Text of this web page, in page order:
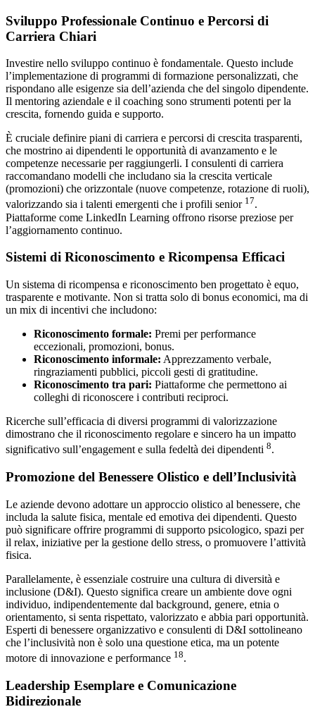
Sviluppo Professionale Continuo e Percorsi di
Carriera Chiari
Investire nello sviluppo continuo è fondamentale. Questo include
l’implementazione di programmi di formazione personalizzati, che
rispondano alle esigenze sia dell’azienda che del singolo dipendente.
Il mentoring aziendale e il coaching sono strumenti potenti per la
crescita, fornendo guida e supporto.
È cruciale definire piani di carriera e percorsi di crescita trasparenti,
che mostrino ai dipendenti le opportunità di avanzamento e le
competenze necessarie per raggiungerli. I consulenti di carriera
raccomandano modelli che includano sia la crescita verticale
(promozioni) che orizzontale (nuove competenze, rotazione di ruoli),
valorizzando sia i talenti emergenti che i profili senior 17.
Piattaforme come LinkedIn Learning offrono risorse preziose per
l’aggiornamento continuo.
Sistemi di Riconoscimento e Ricompensa Efficaci
Un sistema di ricompensa e riconoscimento ben progettato è equo,
trasparente e motivante. Non si tratta solo di bonus economici, ma di
un mix di incentivi che includono:
Riconoscimento formale: Premi per performance
eccezionali, promozioni, bonus.
Riconoscimento informale: Apprezzamento verbale,
ringraziamenti pubblici, piccoli gesti di gratitudine.
Riconoscimento tra pari: Piattaforme che permettono ai
colleghi di riconoscere i contributi reciproci.
Ricerche sull’efficacia di diversi programmi di valorizzazione
dimostrano che il riconoscimento regolare e sincero ha un impatto
significativo sull’engagement e sulla fedeltà dei dipendenti 8.
Promozione del Benessere Olistico e dell’Inclusività
Le aziende devono adottare un approccio olistico al benessere, che
includa la salute fisica, mentale ed emotiva dei dipendenti. Questo
può significare offrire programmi di supporto psicologico, spazi per
il relax, iniziative per la gestione dello stress, o promuovere l’attività
fisica.
Parallelamente, è essenziale costruire una cultura di diversità e
inclusione (D&I). Questo significa creare un ambiente dove ogni
individuo, indipendentemente dal background, genere, etnia o
orientamento, si senta rispettato, valorizzato e abbia pari opportunità.
Esperti di benessere organizzativo e consulenti di D&I sottolineano
che l’inclusività non è solo una questione etica, ma un potente
motore di innovazione e performance 18.
Leadership Esemplare e Comunicazione
Bidirezionale